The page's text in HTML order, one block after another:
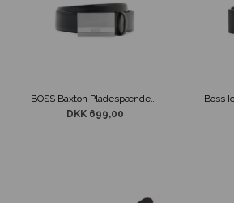
BOSS Baxton Pladespænde Bælte Sort
DKK 699,00